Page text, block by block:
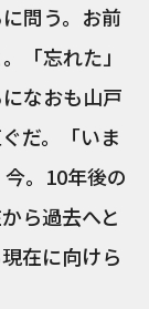
問う。お前
「忘れた」
なおも山戸
だ。「いま
。10年後の
ら過去へと
在に向けら